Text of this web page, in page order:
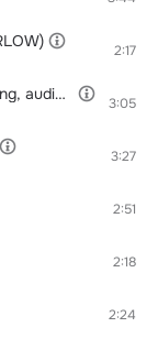
2:17
G-SHOKK (Prod. by gob wants nothing, audiodealers) 3:05
3:27
2:51
2:18
2:24